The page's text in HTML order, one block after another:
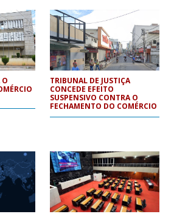
O
TRIBUNAL DE JUSTIÇA
CONCEDE EFEITO
SUSPENSIVO CONTRA O
FECHAMENTO DO COMÉRCIO